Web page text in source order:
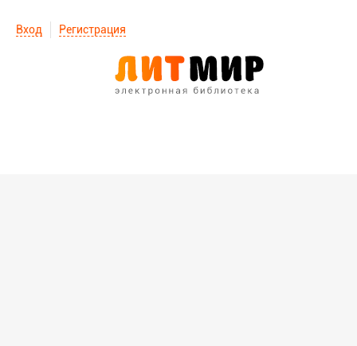
Вход Регистрация